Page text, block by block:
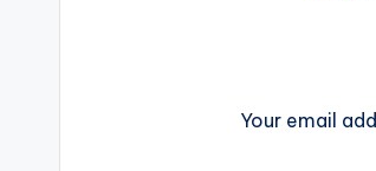
Your email